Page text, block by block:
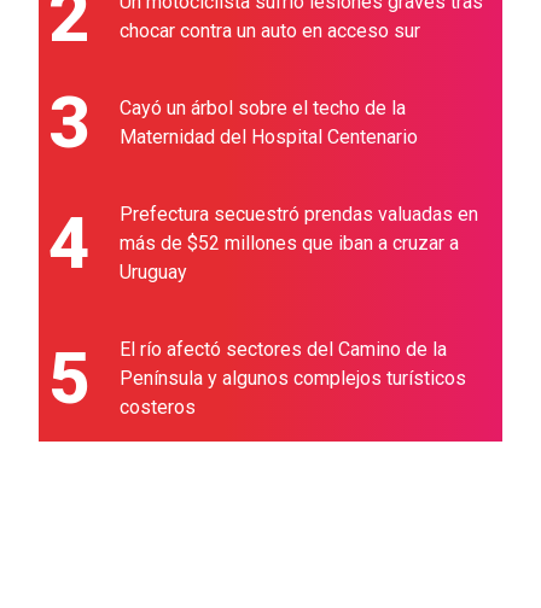
chocar contra un auto en acceso sur
3
Cayó un árbol sobre el techo de la
Maternidad del Hospital Centenario
4
Prefectura secuestró prendas valuadas en
más de $52 millones que iban a cruzar a
Uruguay
5
El río afectó sectores del Camino de la
Península y algunos complejos turísticos
costeros